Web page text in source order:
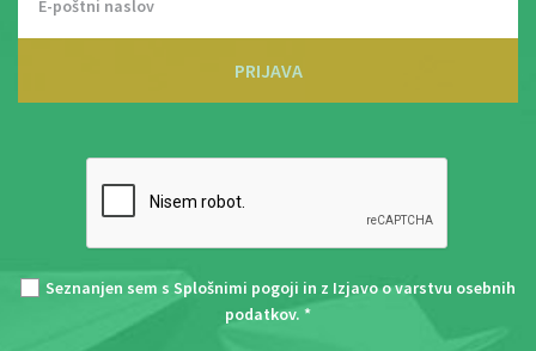
PRIJAVA
Seznanjen sem s Splošnimi pogoji in z Izjavo o varstvu osebnih
podatkov. *